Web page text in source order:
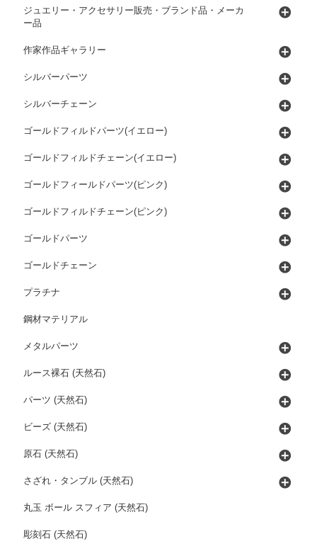
ジュエリー・アクセサリー販売・ブランド品・メーカ
ー品
作家作品ギャラリー
シルバーパーツ
シルバーチェーン
ゴールドフィルドパーツ(イエロー)
ゴールドフィルドチェーン(イエロー)
ゴールドフィールドパーツ(ピンク)
ゴールドフィルドチェーン(ピンク)
ゴールドパーツ
ゴールドチェーン
プラチナ
鋼材マテリアル
メタルパーツ
ルース裸石 (天然石)
パーツ (天然石)
ビーズ (天然石)
原石 (天然石)
さざれ・タンブル (天然石)
丸玉 ボール スフィア (天然石)
彫刻石 (天然石)